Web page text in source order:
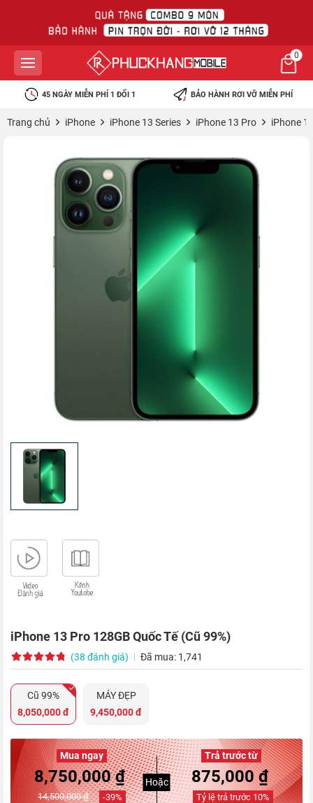
0
45 NGÀY MIỄN PHÍ 1 ĐỔI 1 BẢO HÀNH RƠI VỠ MIỄN PHÍ
Trang chủ iPhone iPhone 13 Series iPhone 13 Pro iPhone
iPhone 13 Pro 128GB Quốc Tế (Cũ 99%)
(38 đánh giá) Đã mua: 1,741
Cũ 99%
8,050,000 đ
MÁY ĐẸP
9,450,000 đ
Mua ngay
8,750,000 ₫
14,500,000 ₫ -39%
Hoặc
Trả trước từ
875,000 ₫
Tỷ lệ trả trước 10%